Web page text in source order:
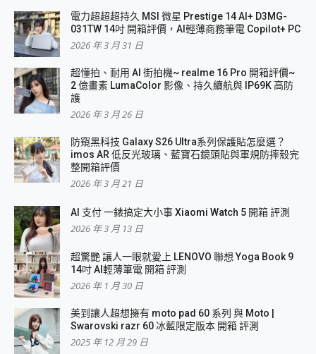
電力超超超持久 MSI 微星 Prestige 14 AI+ D3MG-
031TW 14吋 開箱評價，AI輕薄商務筆電 Copilot+ PC
2026 年 3 月 31 日
超懂拍、耐用 AI 街拍機~ realme 16 Pro 開箱評價~
2 億畫素 LumaColor 影像、持久續航與 IP69K 高防
護
2026 年 3 月 26 日
防窺黑科技 Galaxy S26 Ultra系列保護貼怎麼選？
imos AR 低反光玻璃、藍寶石鏡頭貼與軍規防摔殼完
整開箱評價
2026 年 3 月 21 日
AI 支付 一錶搞定大小事 Xiaomi Watch 5 開箱 評測
2026 年 3 月 13 日
超驚艷 讓人一眼就愛上 LENOVO 聯想 Yoga Book 9
14吋 AI輕薄筆電 開箱 評測
2026 年 1 月 30 日
美到讓人超想擁有 moto pad 60 系列 與 Moto |
Swarovski razr 60 冰藍限定版本 開箱 評測
2025 年 12 月 29 日